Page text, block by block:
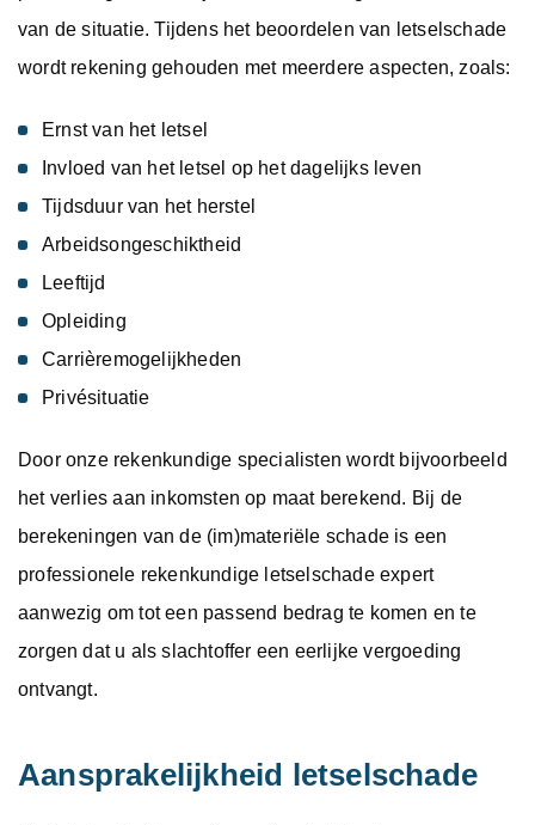
van de situatie. Tijdens het beoordelen van letselschade
wordt rekening gehouden met meerdere aspecten, zoals:
Ernst van het letsel
Invloed van het letsel op het dagelijks leven
Tijdsduur van het herstel
Arbeidsongeschiktheid
Leeftijd
Opleiding
Carrièremogelijkheden
Privésituatie
Door onze rekenkundige specialisten wordt bijvoorbeeld
het verlies aan inkomsten op maat berekend. Bij de
berekeningen van de (im)materiële schade is een
professionele rekenkundige letselschade expert
aanwezig om tot een passend bedrag te komen en te
zorgen dat u als slachtoffer een eerlijke vergoeding
ontvangt.
Aansprakelijkheid letselschade